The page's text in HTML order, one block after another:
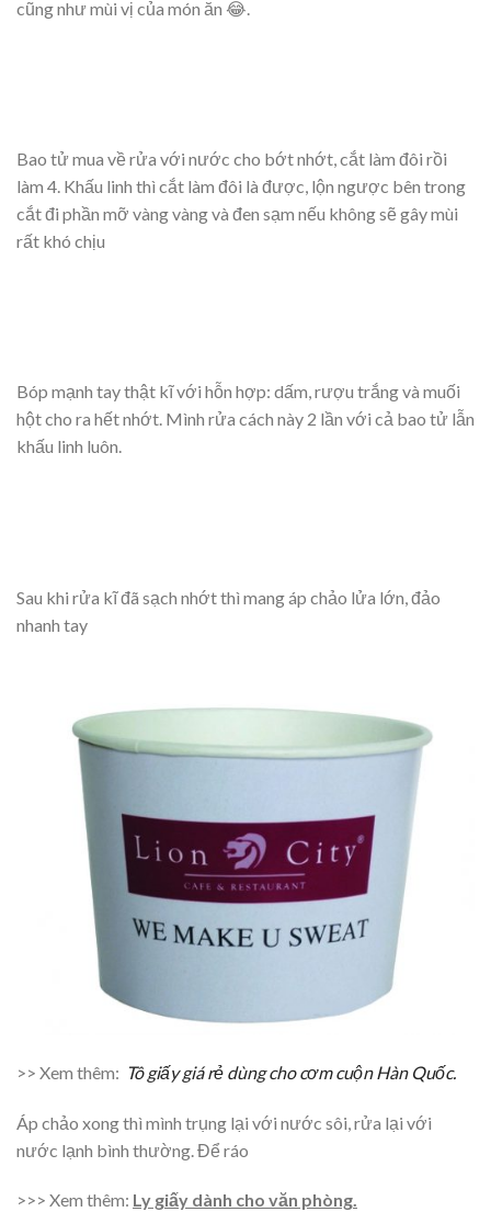
cũng như mùi vị của món ăn 😂.
Bao tử mua về rửa với nước cho bớt nhớt, cắt làm đôi rồi
làm 4. Khấu linh thì cắt làm đôi là được, lộn ngược bên trong
cắt đi phần mỡ vàng vàng và đen sạm nếu không sẽ gây mùi
rất khó chịu
Bóp mạnh tay thật kĩ với hỗn hợp: dấm, rượu trắng và muối
hột cho ra hết nhớt. Mình rửa cách này 2 lần với cả bao tử lẫn
khấu linh luôn.
Sau khi rửa kĩ đã sạch nhớt thì mang áp chảo lửa lớn, đảo
nhanh tay
>> Xem thêm: Tô giấy giá rẻ dùng cho cơm cuộn Hàn Quốc.
Áp chảo xong thì mình trụng lại với nước sôi, rửa lại với
nước lạnh bình thường. Để ráo
>>> Xem thêm: Ly giấy dành cho văn phòng.